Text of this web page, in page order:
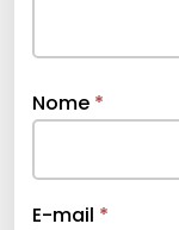
Nome *
E-mail *